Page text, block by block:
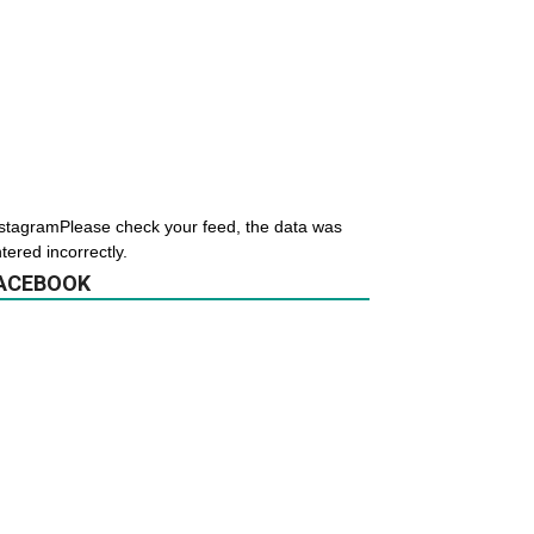
check your feed, the data was
incorrectly.